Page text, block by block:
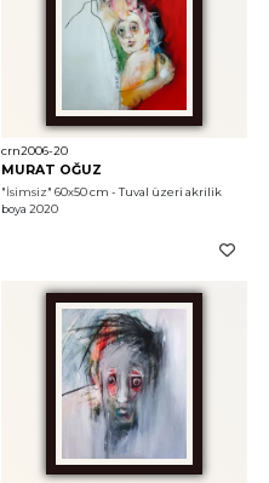
crn2006-20
MURAT OĞUZ
"İsimsiz" 60x50 cm - Tuval üzeri akrilik
boya 2020